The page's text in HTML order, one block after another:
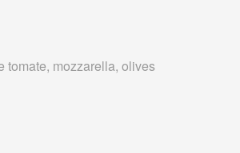
tomate, mozzarella, olives